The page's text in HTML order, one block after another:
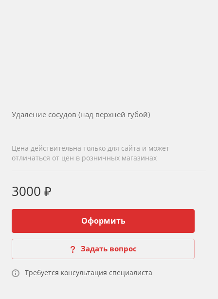
Удаление сосудов (над верхней губой)
Цена действительна только для сайта и может
отличаться от цен в розничных магазинах
3000 ₽
Оформить
Задать вопрос
Требуется консультация специалиста